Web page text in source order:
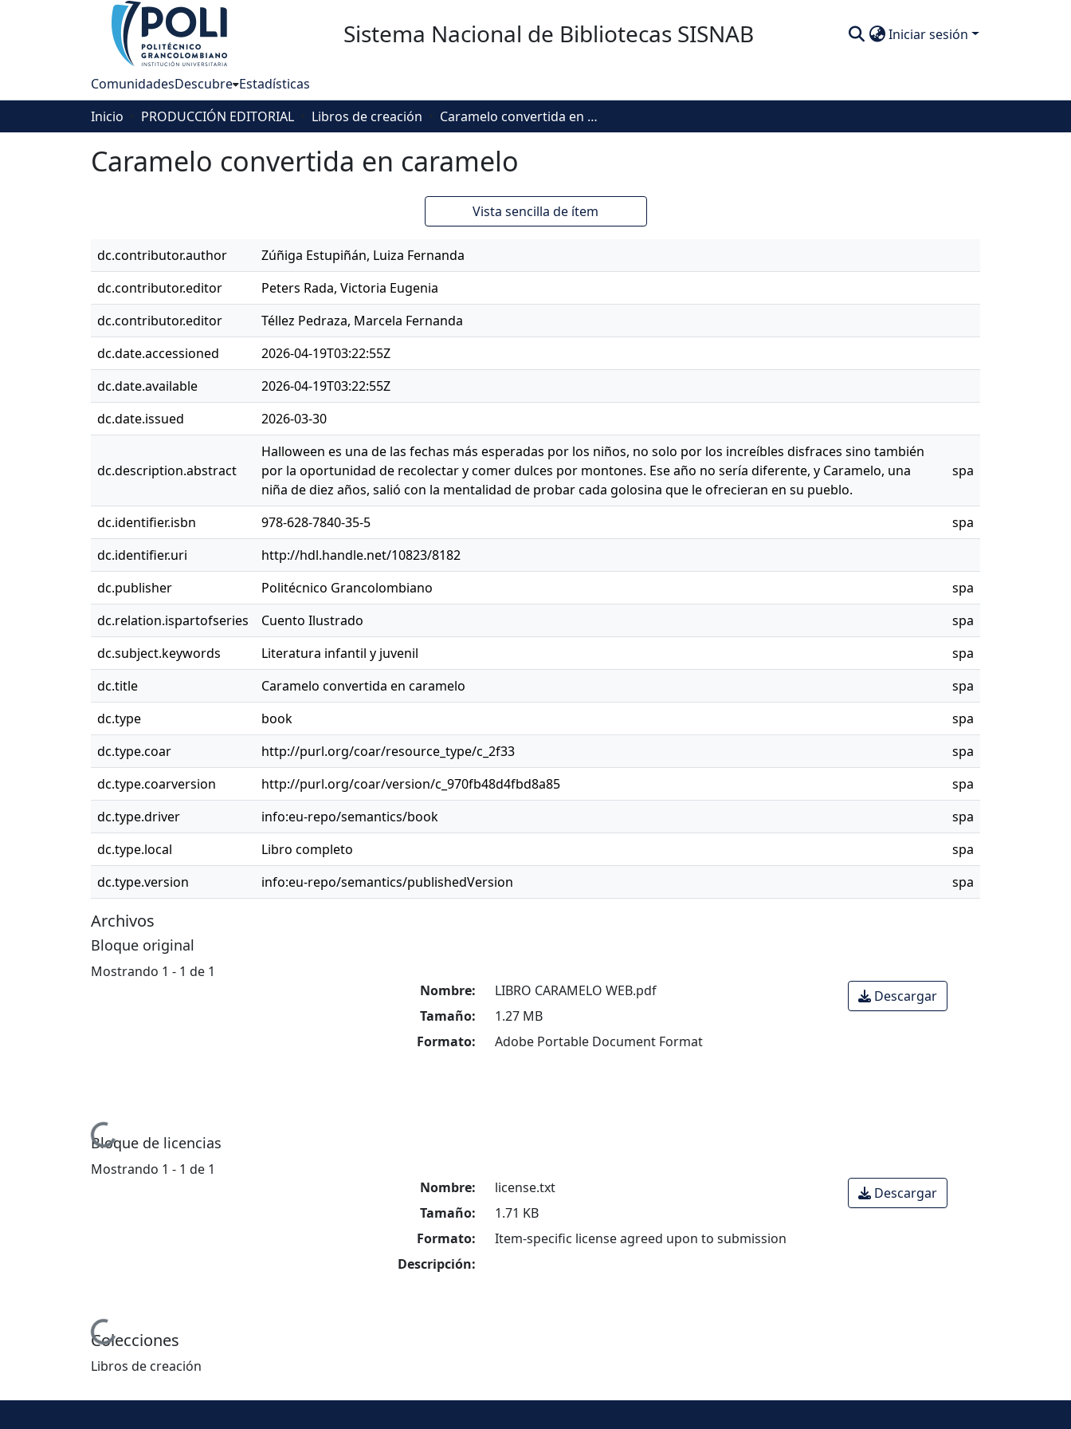
Sistema Nacional de Bibliotecas SISNAB Iniciar sesión
ComunidadesDescubre Estadísticas
Inicio
PRODUCCIÓN EDITORIAL Libros de creación Caramelo convertida en caramelo
Caramelo convertida en caramelo
Vista sencilla de ítem
dc.contributor.author
Zúñiga Estupiñán, Luiza Fernanda
dc.contributor.editor
Peters Rada, Victoria Eugenia
dc.contributor.editor
Téllez Pedraza, Marcela Fernanda
dc.date.accessioned
2026-04-19T03:22:55Z
dc.date.available
2026-04-19T03:22:55Z
dc.date.issued
2026-03-30
dc.description.abstract
Halloween es una de las fechas más esperadas por los niños, no solo por los increíbles disfraces sino también
por la oportunidad de recolectar y comer dulces por montones. Ese año no sería diferente, y Caramelo, una
niña de diez años, salió con la mentalidad de probar cada golosina que le ofrecieran en su pueblo.
spa
dc.identifier.isbn 978-628-7840-35-5
spa
dc.identifier.uri
http://hdl.handle.net/10823/8182
dc.publisher
Politécnico Grancolombiano
spa
dc.relation.ispartofseries
Cuento Ilustrado
spa
dc.subject.keywords
Literatura infantil y juvenil
spa
dc.title
Caramelo convertida en caramelo
spa
dc.type
book
spa
dc.type.coar
http://purl.org/coar/resource_type/c_2f33
spa
dc.type.coarversion
http://purl.org/coar/version/c_970fb48d4fbd8a85
spa
dc.type.driver
info:eu-repo/semantics/book
spa
dc.type.local
Libro completo
spa
dc.type.version
info:eu-repo/semantics/publishedVersion spa
Archivos
Bloque original
Mostrando 1 - 1 de 1
Cargando...
Nombre:
LIBRO CARAMELO WEB.pdf
Tamaño:
1.27 MB
Formato:
Adobe Portable Document Format
Descargar
Bloque de licencias
Mostrando 1 - 1 de 1
Cargando...
Nombre:
license.txt
Tamaño:
1.71 KB
Formato:
Item-specific license agreed upon to submission
Descripción:
Descargar
Colecciones
Libros de creación